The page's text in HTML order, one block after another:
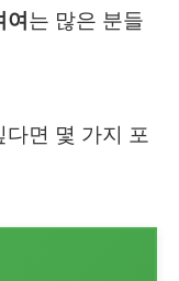
여 는 많은 분들
면 몇 가지 포